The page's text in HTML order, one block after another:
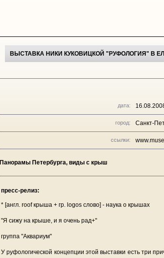
ВЫСТАВКА НИКИ КУКОВИЦКОЙ "РУФОЛОГИЯ" В
дата:
город: Санкт-
ссылки:
Панорамы Петербурга, виды с крыш
пресс-релиз:
* [англ. roof крыша + гр. logos слово] - наука о крышах
"Я сижу на крыше, и я очень рад+"
группа "Аквариум"
У руфологической концепции этой выставки есть три